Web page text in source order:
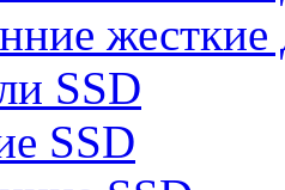
SSD
SSD